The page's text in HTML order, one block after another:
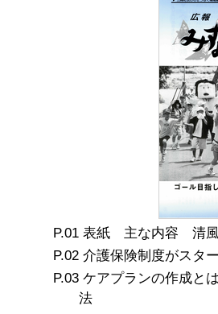
表紙 主な内容 清風
介護保険制度がスタ
ケアプランの作成と
法